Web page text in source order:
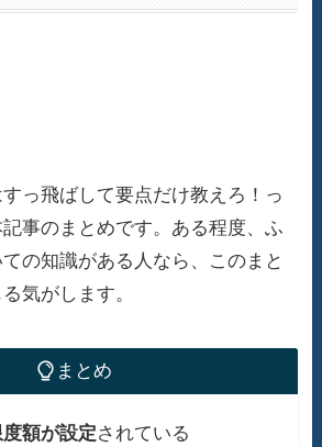
っ飛ばして要点だけ教えろ！っ
事のまとめです。ある程度、ふ
の知識がある人なら、このまと
気がします。
まとめ
額が設定されている